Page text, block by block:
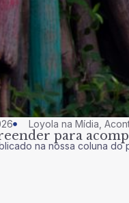
Loyola na Mídia,
para
na nossa coluna do